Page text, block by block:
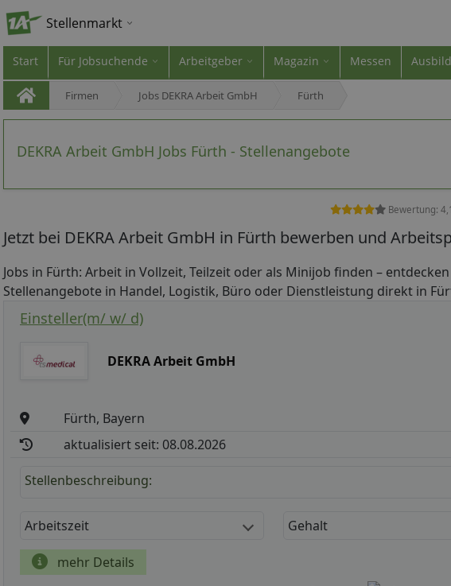
Stellenmarkt
Start Für Jobsuchende Arbeitgeber Magazin Messen
Firmen Jobs DEKRA Arbeit GmbH Fürth
DEKRA Arbeit GmbH Jobs Fürth - Stellenangebote
Bewertung:
Jetzt bei DEKRA Arbeit GmbH in Fürth bewerben und
Jobs in Fürth: Arbeit in Vollzeit, Teilzeit oder als Minijob finden –
Stellenangebote in Handel, Logistik, Büro oder Dienstleistung direkt in
Einsteller(m/ w/ d)
DEKRA Arbeit GmbH
Fürth, Bayern
aktualisiert seit: 08.08.2026
Stellenbeschreibung:
Arbeitszeit Gehalt
mehr Details